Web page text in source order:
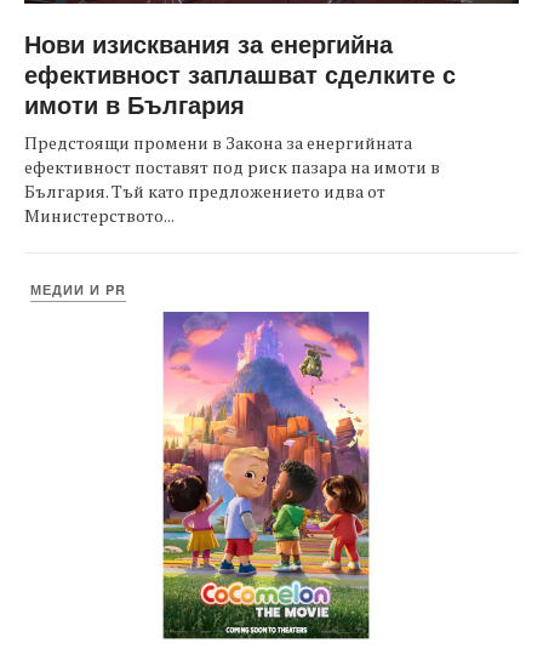
Нови изисквания за енергийна
ефективност заплашват сделките с
имоти в България
Предстоящи промени в Закона за енергийната
ефективност поставят под риск пазара на имоти в
България. Тъй като предложението идва от
Министерството...
МЕДИИ И PR